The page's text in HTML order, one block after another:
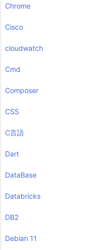
Chrome
Cisco
cloudwatch
Cmd
Composer
CSS
C言語
Dart
DataBase
Databricks
DB2
Debian 11